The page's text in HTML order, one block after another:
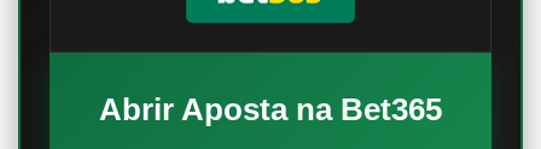
Abrir Aposta na Bet365